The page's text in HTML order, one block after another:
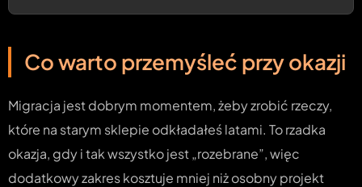
Co warto przemyśleć przy okazji
Migracja jest dobrym momentem, żeby zrobić rzeczy,
które na starym sklepie odkładałeś latami. To rzadka
okazja, gdy i tak wszystko jest „rozebrane”, więc
dodatkowy zakres kosztuje mniej niż osobny projekt